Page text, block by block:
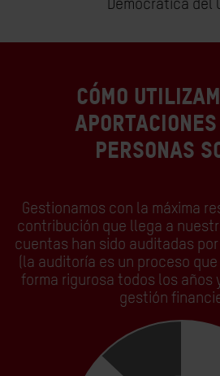
Democrática del
Cómo
personas
Gestionamos con la máxima
contribución que llega a
cuentas han sido auditadas por
(la auditoría es un proceso
forma rigurosa todos los años
gestión